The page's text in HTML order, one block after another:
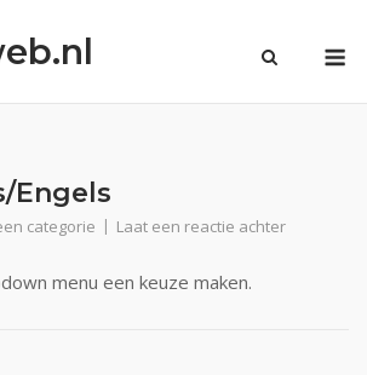
Engels
categorie Laat een reactie achter
menu een keuze maken.